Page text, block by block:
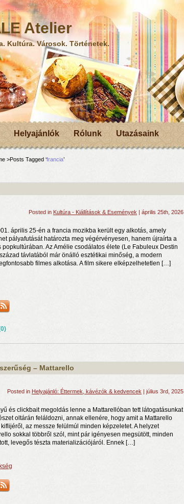
Atelier
Kultúra. Városok. Történetek.
Helyajánlók Rólunk Utazásaink
a Mai Manó Házban
>Posts Tagged ‘francia’
Posted in Kultúra - Kiállítások & Események | április 25th, 2026
április 25-én a francia mozikba került egy alkotás, amely
pályafutását határozta meg végérvényesen, hanem újraírta a
popkultúrában. Az Amélie csodálatos élete (Le Fabuleux Destin
távlatából már önálló esztétikai minőség, a modern
filmes alkotása. A film sikere elképzelhetetlen […]
– Mattarello
Posted in Helyajánló: Éttermek, kávézók & kedvencek | július 3rd, 2025
és clickbait megoldás lenne a Mattarellóban tett látogatásunkat
oltárán feláldozni, annak ellenére, hogy amit a Mattarello
az messze felülmúl minden képzeletet. A helyzet
sokkal többről szól, mint pár igényesen megsütött, minden
levegős tészta materializációjáról. Ennek […]